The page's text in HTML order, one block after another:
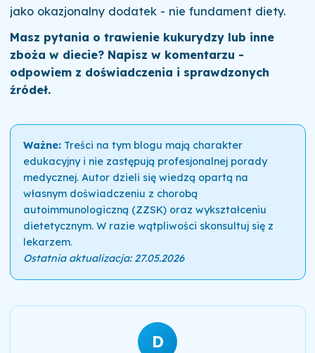
jako okazjonalny dodatek - nie fundament diety.
Masz pytania o trawienie kukurydzy lub inne
zboża w diecie? Napisz w komentarzu -
odpowiem z doświadczenia i sprawdzonych
źródeł.
Ważne:Treści na tym blogu mają charakter
edukacyjny i nie zastępują profesjonalnej porady
medycznej. Autor dzieli się wiedzą opartą na
własnym doświadczeniu z chorobą
autoimmunologiczną (ZZSK) oraz wykształceniu
dietetycznym. W razie wątpliwości skonsultuj się z
lekarzem.
Ostatnia aktualizacja: 27.05.2026
D